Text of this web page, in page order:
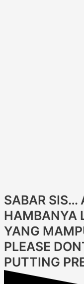
SABAR SIS…
HAMBANYA
YANG
PLEASE
PUTTING